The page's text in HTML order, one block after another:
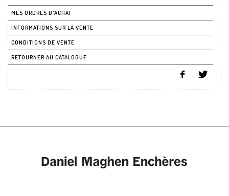
MES ORDRES D'ACHAT
INFORMATIONS SUR LA VENTE
CONDITIONS DE VENTE
RETOURNER AU CATALOGUE